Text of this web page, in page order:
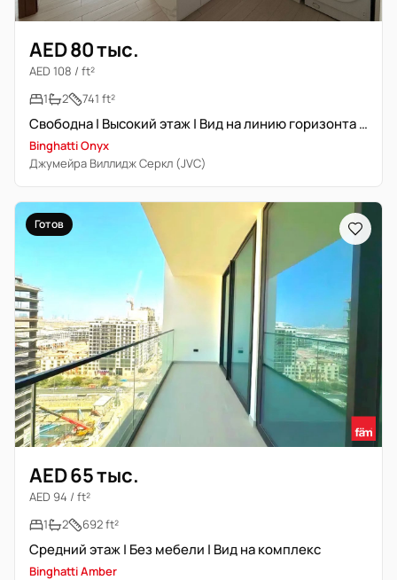
AED 80 тыс.
AED 108 / ft²
1
2 741 ft²
Свободна | Высокий этаж | Вид на линию горизонта Дубая | Просторная
Binghatti Onyx
Джумейра Виллидж Серкл (JVC)
Готов
AED 65 тыс.
AED 94 / ft²
1
2 692 ft²
Средний этаж | Без мебели | Вид на комплекс
Binghatti Amber